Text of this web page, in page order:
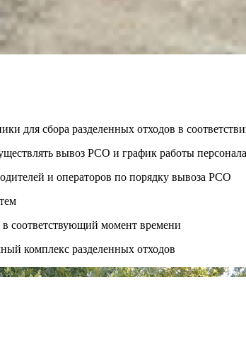
для сбора разделенных отходов в
вывоз РСО и график работы
и операторов по порядку вывоза РСО
соответствующий момент времени
комплекс разделенных отходов